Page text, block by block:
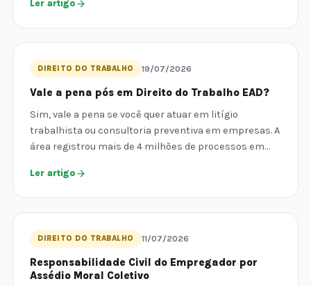
Ler artigo
DIREITO DO TRABALHO 19/07/2026
Vale a pena pós em Direito do Trabalho EAD?
Sim, vale a pena se você quer atuar em litígio
trabalhista ou consultoria preventiva em empresas. A
área registrou mais de 4 milhões de processos em…
Ler artigo
DIREITO DO TRABALHO 11/07/2026
Responsabilidade Civil do Empregador por
Assédio Moral Coletivo